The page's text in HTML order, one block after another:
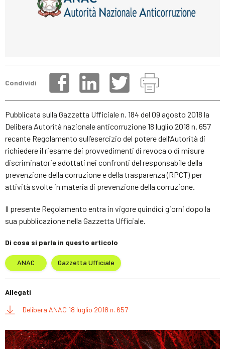
Condividi
Pubblicata sulla Gazzetta Ufficiale n. 184 del 09 agosto 2018 la
Delibera Autorità nazionale anticorruzione 18 luglio 2018 n. 657
recante Regolamento sull’esercizio del potere dell’Autorità di
richiedere il riesame dei provvedimenti di revoca o di misure
discriminatorie adottati nei confronti del responsabile della
prevenzione della corruzione e della trasparenza (RPCT) per
attività svolte in materia di prevenzione della corruzione.
Il presente Regolamento entra in vigore quindici giorni dopo la
sua pubblicazione nella Gazzetta Ufficiale.
Di cosa si parla in questo articolo
ANAC Gazzetta Ufficiale
Allegati
Delibera ANAC 18 luglio 2018 n. 657